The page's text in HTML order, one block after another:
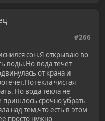
#266
сон.Я открываю во
воды.Но вода течет
от крана и
чистая
Но вода текла не
срочно убрать
над тем,что есть в этом
просто нужно